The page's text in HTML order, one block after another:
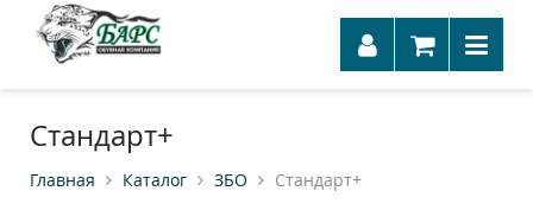
Стандарт+
Главная Каталог ЗБО Стандарт+